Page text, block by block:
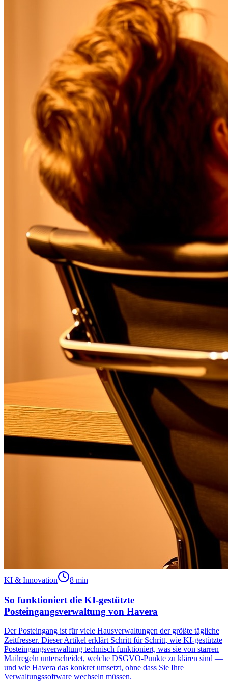
KI & Innovation 8 min
So funktioniert die KI-gestützte
Posteingangsverwaltung von Havera
Der Posteingang ist für viele Hausverwaltungen der größte tägliche
Zeitfresser. Dieser Artikel erklärt Schritt für Schritt, wie KI-gestützte
Posteingangsverwaltung technisch funktioniert, was sie von starren
Mailregeln unterscheidet, welche DSGVO-Punkte zu klären sind —
und wie Havera das konkret umsetzt, ohne dass Sie Ihre
Verwaltungssoftware wechseln müssen.